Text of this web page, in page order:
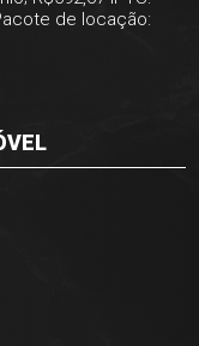
de locação: